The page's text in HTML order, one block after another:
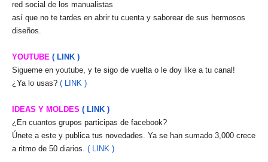
red social de los manualistas
así que no te tardes en abrir tu cuenta y saborear de sus hermosos
diseños.
YOUTUBE ( LINK )
Sigueme en youtube, y te sigo de vuelta o le doy like a tu canal!
¿Ya lo usas? ( LINK )
IDEAS Y MOLDES ( LINK )
¿En cuantos grupos participas de facebook?
Únete a este y publica tus novedades. Ya se han sumado 3,000 crece
a ritmo de 50 diarios. ( LINK )